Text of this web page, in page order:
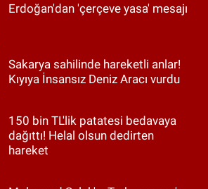
Erdoğan'dan 'çerçeve yasa' mesajı
Sakarya sahilinde hareketli anlar!
Kıyıya İnsansız Deniz Aracı vurdu
150 bin TL'lik patatesi bedavaya
dağıttı! Helal olsun dedirten
hareket